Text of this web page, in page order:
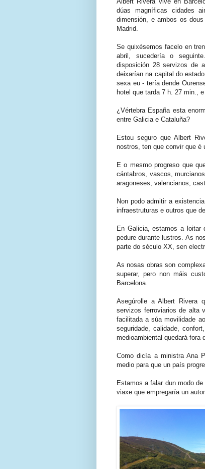
dúas magníficas cidades
dimensión, e ambos os
Madrid.
Se quixésemos facelo en
abril, sucedería o
disposición 28 servizos de
deixarían na capital do
sexa eu - tería dende
hotel que tarda 7 h. 27 min.,
¿Vértebra España esta
entre Galicia e Cataluña?
Estou seguro que Albert
nostros, ten que convir que é
E o mesmo progreso que
cántabros, vascos,
aragoneses, valencianos,
Non podo admitir a
infraestruturas e outros que
En Galicia, estamos a loitar
pedure durante lustros. As
parte do século XX, sen
As nosas obras son
superar, pero non máis
Barcelona.
Asegúrolle a Albert Rivera
servizos ferroviarios de alta
facilitada a súa movilidade
seguridade, calidade,
medioambiental quedará fora
Como dicía a ministra Ana
medio para que un país
Estamos a falar dun modo
viaxe que empregaría un